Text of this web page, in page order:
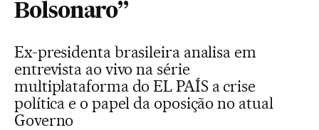
Bolsonaro”
Ex-presidenta brasileira analisa em
entrevista ao vivo na série
multiplataforma do EL PAÍS a crise
política e o papel da oposição no atual
Governo